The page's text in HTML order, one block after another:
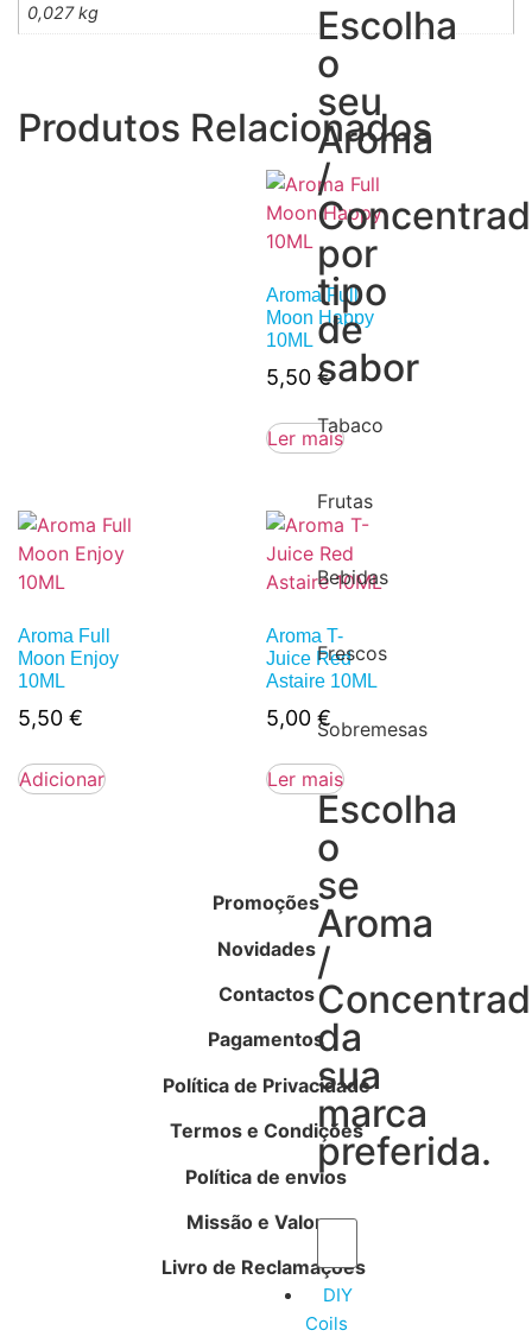
Escolha
o
seu
Aroma
/
por
tipo
de
sabor
Tabaco
Frutas
Bebidas
Frescos
Sobremesas
Escolha
o
se
Aroma
/
da
sua
marca
preferida.
DIY
Coils
0,027 kg
Produtos Relacionados
Aroma Full
Moon Happy
10ML
5,50 €
Ler mais
Aroma Full
Moon Enjoy
10ML
5,50 €
Adicionar
Aroma T-
Juice Red
Astaire 10ML
5,00 €
Ler mais
Promoções
Novidades
Contactos
Pagamentos
Política de Privacidade
Termos e Condições
Política de envios
Missão e Valores
Livro de Reclamações